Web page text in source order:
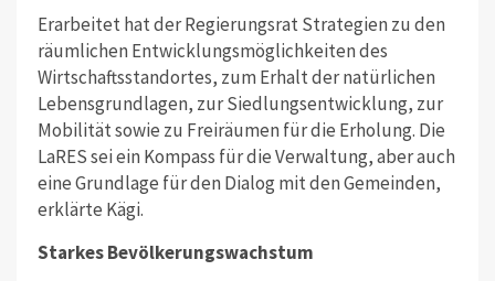
Erarbeitet hat der Regierungsrat Strategien zu den
räumlichen Entwicklungsmöglichkeiten des
Wirtschaftsstandortes, zum Erhalt der natürlichen
Lebensgrundlagen, zur Siedlungsentwicklung, zur
Mobilität sowie zu Freiräumen für die Erholung. Die
LaRES sei ein Kompass für die Verwaltung, aber auch
eine Grundlage für den Dialog mit den Gemeinden,
erklärte Kägi.
Starkes Bevölkerungswachstum